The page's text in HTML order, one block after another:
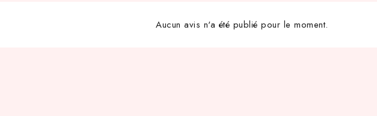
Aucun avis n'a été publié pour le moment.